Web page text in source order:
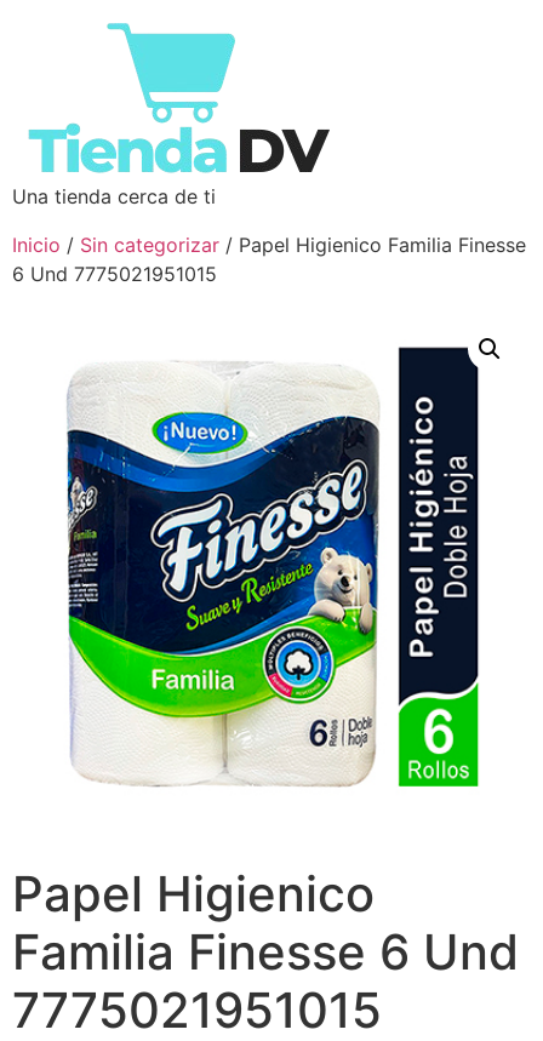
Una tienda cerca de ti
Inicio / Sin categorizar / Papel Higienico Familia Finesse
6 Und 7775021951015
Papel Higienico
Familia Finesse 6 Und
7775021951015